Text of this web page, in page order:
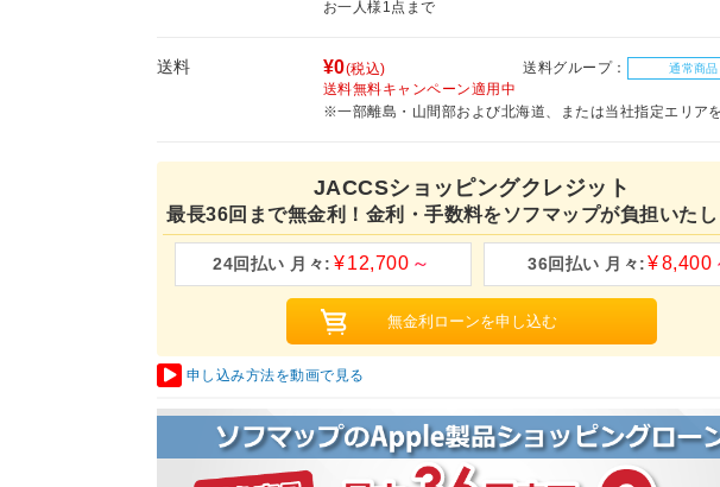
お一人様1点まで
送料 ¥0(税込) 送料グループ： 通常商品
送料無料キャンペーン適用中
※一部離島・山間部および北海道、または当社指定エリア
JACCSショッピングクレジット
最長36回まで無金利！金利・手数料をソフマップが負担いた
12,700 8,400
申し込み方法を動画で見る